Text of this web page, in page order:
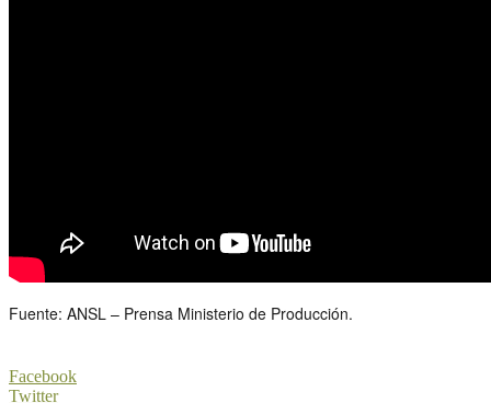
Fuente: ANSL – Prensa Ministerio de Producción.
Facebook
Twitter